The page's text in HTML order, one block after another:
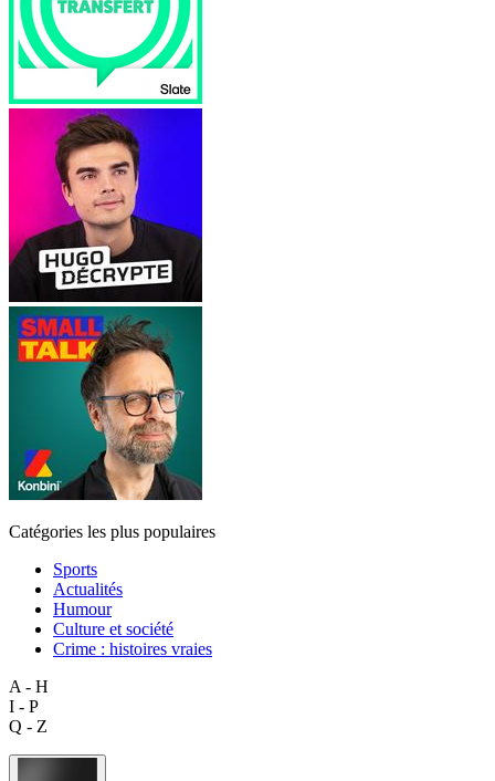
Catégories les plus populaires
Sports
Actualités
Humour
Culture et société
Crime : histoires vraies
A - H
I - P
Q - Z